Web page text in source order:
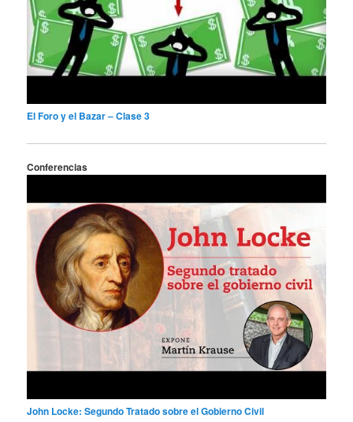
El Foro y el Bazar – Clase 3
Conferencias
John Locke: Segundo Tratado sobre el Gobierno Civil